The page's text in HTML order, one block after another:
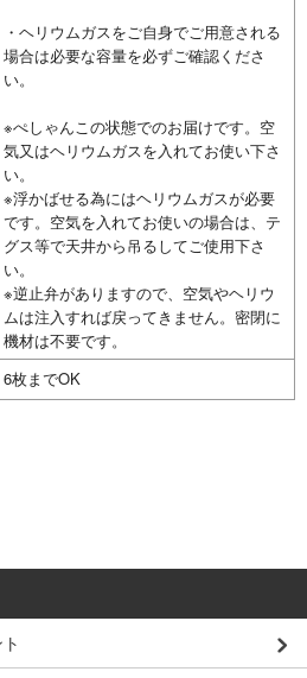
・ヘリウムガスをご自身でご用意される
場合は必要な容量を必ずご確認くださ
い。
※ぺしゃんこの状態でのお届けです。空
気又はヘリウムガスを入れてお使い下さ
い。
※浮かばせる為にはヘリウムガスが必要
です。空気を入れてお使いの場合は、テ
グス等で天井から吊るしてご使用下さ
い。
※逆止弁がありますので、空気やヘリウ
ムは注入すれば戻ってきません。密閉に
機材は不要です。
6枚までOK